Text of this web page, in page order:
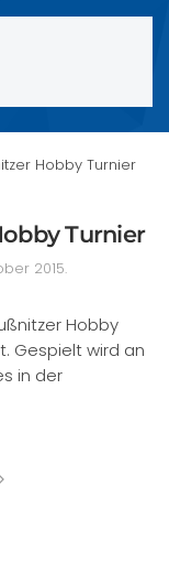
Hobby Turnier
Turnier
2015.
Hobby
Gespielt wird an
in der